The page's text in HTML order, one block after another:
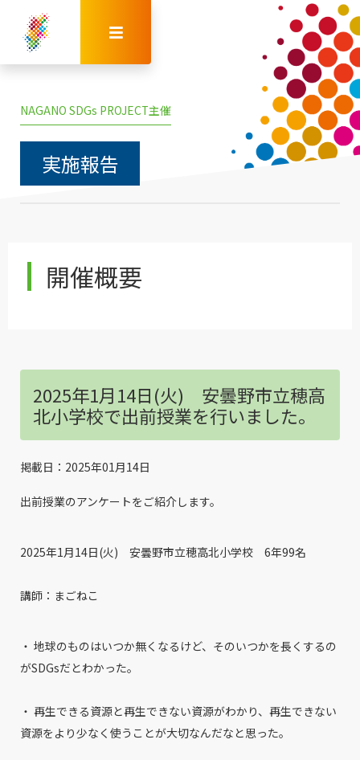
NAGANO SDGs PROJECT主催
実施報告
開催概要
2025年1月14日(火) 安曇野市立穂高
北小学校で出前授業を行いました。
掲載日：2025年01月14日
出前授業のアンケートをご紹介します。
2025年1月14日(火) 安曇野市立穂高北小学校 6年99名
講師：まごねこ
・ 地球のものはいつか無くなるけど、そのいつかを長くするの
がSDGsだとわかった。
・ 再生できる資源と再生できない資源がわかり、再生できない
資源をより少なく使うことが大切なんだなと思った。